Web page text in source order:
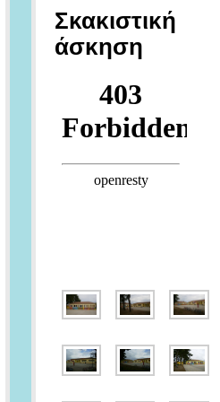
Σκακιστική
άσκηση